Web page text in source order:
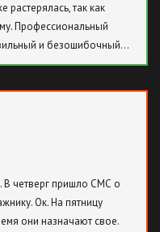
так как
Профессиональный
и безошибочный…
В четверг пришло СМС о
Ок. На пятницу
они назначают свое.